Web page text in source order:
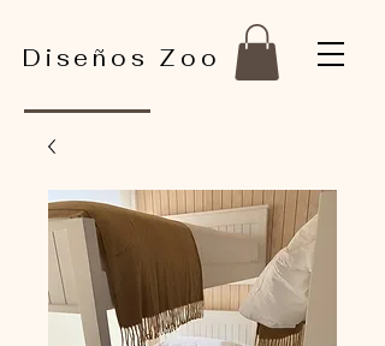
Diseños Zoo